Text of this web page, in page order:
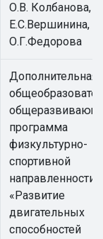
О.В. Колбанова,
Е.С.Вершинина,
О.Г.Федорова
Дополнительная
программа
физкультурно-
спортивной
направленности
«Развитие
двигательных
способностей